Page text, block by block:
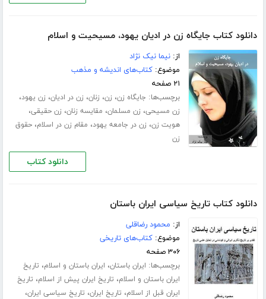
دانلود کتاب جایگاه زن در ادیان یهود، مسیحیت و اسلام
از:نیما نیک نژاد
موضوع:کتاب‌های اندیشه و مذهب
۲۱ صفحه
برچسب‌ها: جایگاه زن، زن، زنان، زن در ادیان، زن یهود،
زن مسیحی، زن مسلمان، مقایسه زنان، زن حقیقی،
هویت زن، زن در جامعه یهود، مقام زن در اسلام،حقوق
زن
دانلود کتاب
دانلود کتاب تاریخ سیاسی ایران باستان
از: محمود رضاقلی
موضوع:کتاب‌های تاریخی
۳۰۶ صفحه
برچسب‌ها: ایران باستان، ایران باستان و اسلام، تاریخ
ایران باستان و اسلام، تاریخ ایران پیش از اسلام، تاریخ
ایران قبل از اسلام، تاریخ ایران، تاریخ سیاسی ایران،